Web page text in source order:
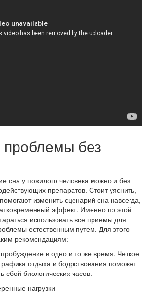
без
сна у пожилого человека можно и без
препаратов. Стоит уяснить,
изменить сценарий сна навсегда,
эффект. Именно по этой
использовать все приемы для
естественным путем. Для этого
рекомендациям:
в одно и то же время. Четкое
отдыха и бодрствования поможет
сбой биологических часов.